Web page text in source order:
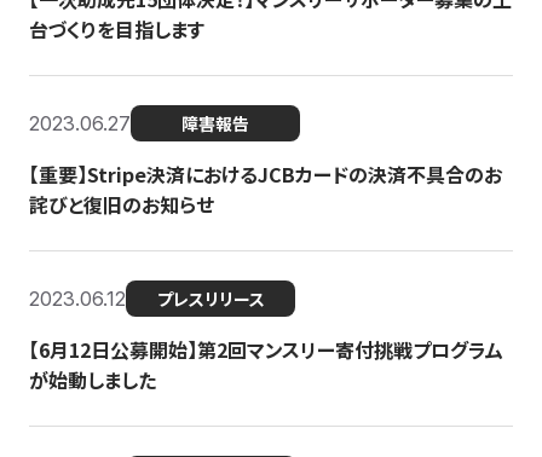
台づくりを目指します
2023.06.27 障害報告
【重要】Stripe決済におけるJCBカードの決済不具合のお
詫びと復旧のお知らせ
2023.06.12 プレスリリース
【6月12日公募開始】第2回マンスリー寄付挑戦プログラム
が始動しました